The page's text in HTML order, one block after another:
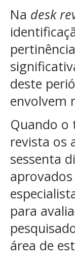
Na desk
deste
envolvem
Quando o
revista os
sessenta
para
área de